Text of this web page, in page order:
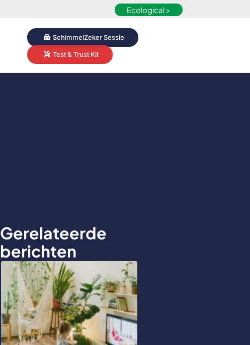
Ecological >
SchimmelZeker Sessie
Test & Trust Kit
Gerelateerde
berichten